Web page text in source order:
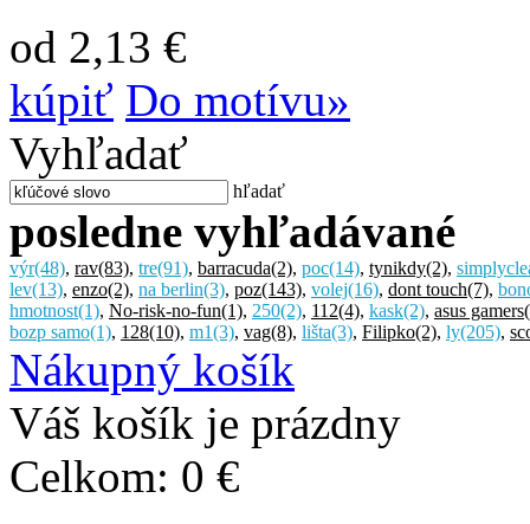
od 2,13 €
kúpiť Do motívu»
Vyhľadať
hľadať
posledne vyhľadávané
výr(48), rav(83), tre(91), barracuda(2), poc(14), tynikdy(2),
lev(13), enzo(2), na berlin(3), poz(143), volej(16), dont touch(7),
hmotnost(1), No-risk-no-fun(1), 250(2), 112(4), kask(2), asus gamers
bozp samo(1), 128(10), m1(3), vag(8), lišta(3), Filipko(2), ly(205),
Nákupný košík
Váš košík je prázdny
Celkom: 0 €